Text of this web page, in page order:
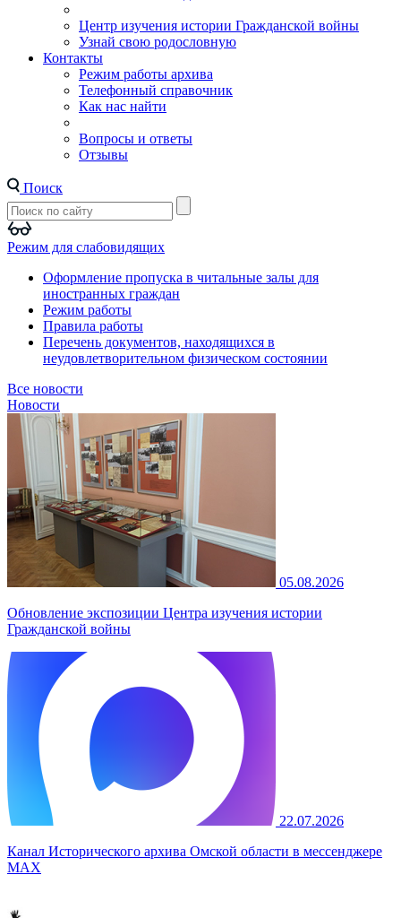
Центр изучения истории Гражданской войны
Узнай свою родословную
Контакты
Режим работы архива
Телефонный справочник
Как нас найти
Вопросы и ответы
Отзывы
Поиск
Режим для слабовидящих
Оформление пропуска в читальные залы для
иностранных граждан
Режим работы
Правила работы
Перечень документов, находящихся в
неудовлетворительном физическом состоянии
Все новости
Новости
05.08.2026
Обновление экспозиции Центра изучения истории
Гражданской войны
22.07.2026
Канал Исторического архива Омской области в мессенджере
MAX